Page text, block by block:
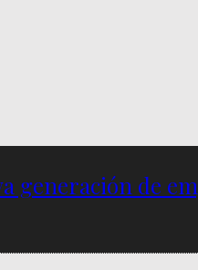
generación de